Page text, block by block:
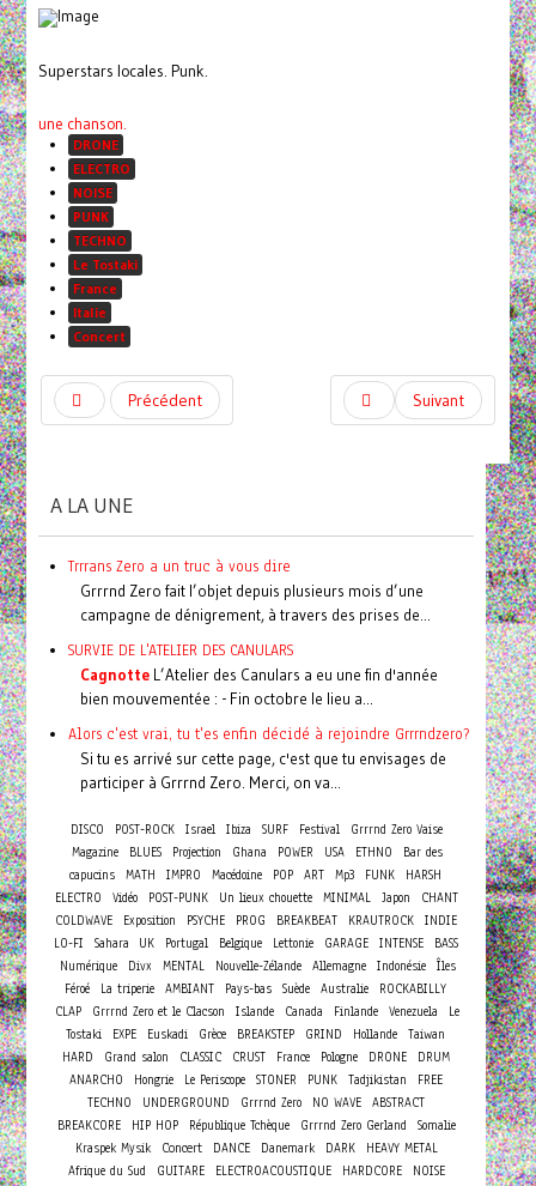
Superstars locales. Punk.
une chanson.
DRONE
ELECTRO
NOISE
PUNK
TECHNO
Le Tostaki
France
Italie
Concert
Précédent Suivant
A LA UNE
Trrrans Zero a un truc à vous dire
Grrrnd Zero fait l’objet depuis plusieurs mois d’une
campagne de dénigrement, à travers des prises de...
SURVIE DE L'ATELIER DES CANULARS
CagnotteL’Atelier des Canulars a eu une fin d'année
bien mouvementée : - Fin octobre le lieu a...
Alors c'est vrai, tu t'es enfin décidé à rejoindre Grrrndzero?
Si tu es arrivé sur cette page, c'est que tu envisages de
participer à Grrrnd Zero. Merci, on va...
DISCO POST-ROCK Israel Ibiza SURF Festival
Grrrnd Zero Vaise
Magazine
BLUES Projection Ghana POWER USA ETHNO
Bar des
capucins
MATH IMPRO Macédoine POP ART Mp3 FUNK
HARSH
ELECTRO
Vidéo POST-PUNK Un lieux chouette MINIMAL Japon
CHANT
COLDWAVE
Exposition PSYCHE PROG BREAKBEAT KRAUTROCK INDIE
LO-FI
Sahara UK Portugal Belgique Lettonie GARAGE INTENSE
BASS
Numérique
Divx MENTAL Nouvelle-Zélande Allemagne Indonésie
Îles
Féroé
La triperie AMBIANT Pays-bas Suède Australie
ROCKABILLY
CLAP
Grrrnd Zero et le Clacson Islande Canada Finlande Venezuela
Le
Tostaki
EXPE Euskadi Grèce BREAKSTEP GRIND Hollande
Taiwan
HARD
Grand salon CLASSIC CRUST France Pologne DRONE
DRUM
ANARCHO
Hongrie Le Periscope STONER PUNK Tadjikistan
FREE
TECHNO
UNDERGROUND Grrrnd Zero NO WAVE ABSTRACT
BREAKCORE
HIP HOP République Tchèque Grrrnd Zero Gerland
Somalie
Kraspek Mysik
Concert DANCE Danemark DARK
HEAVY METAL
Afrique du Sud
GUITARE ELECTROACOUSTIQUE HARDCORE
NOISE